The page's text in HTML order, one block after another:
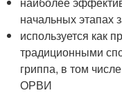
начальных этапах
используется как
традиционными
гриппа, в том
ОРВИ